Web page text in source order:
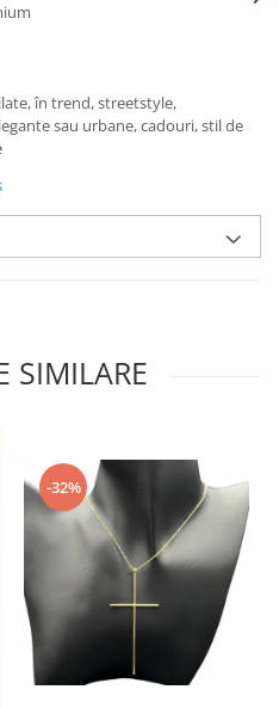
în trend, streetstyle,
sau urbane, cadouri, stil de
SIMILARE
-32%